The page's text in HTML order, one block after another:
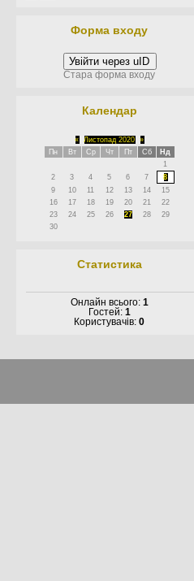
Форма входу
Увійти через uID
Стара форма входу
Календар
« Листопад 2020
»
Пн
Вт Ср Чт Пт Сб
Нд
1
2
3 4 5 6 7
8
9
10 11 12 13 14
15
16
17 18 19 20 21
22
23
24 25 26 27 28
29
30
Статистика
Онлайн всього: 1
Гостей: 1
Користувачів:0